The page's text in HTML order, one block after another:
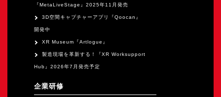
『MetaLiveStage』2025年11月発売
3D空間キャプチャーアプリ『Qoocan』
開発中
XR Museum『Artlogue』
製造現場を革新する！『XR Worksupport
Hub』2026年7月発売予定
企業研修